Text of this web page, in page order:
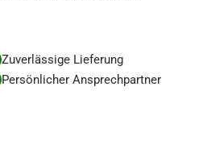
Zuverlässige Lieferung
Persönlicher Ansprechpartner